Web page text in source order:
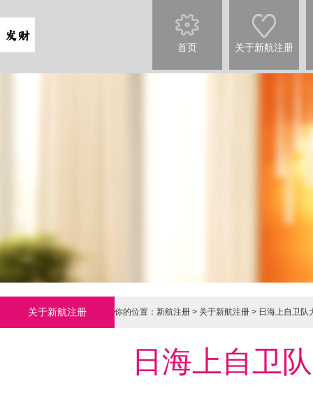
首页 关于新航注册
关于新航注册 你的位置： 新航注册 > 关于新航注册 > 日海上自卫队
日海上自卫